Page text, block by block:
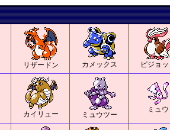
リザードン カメックス ピジョ
カイリュー ミュウツー
ミュウ